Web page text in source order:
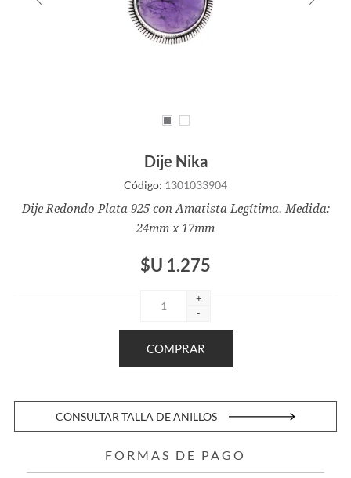
Dije Nika
Código: 1301033904
Dije Redondo Plata 925 con Amatista Legítima. Medida:
24mm x 17mm
$U 1.275
+
-
CONSULTAR TALLA DE ANILLOS
FORMAS DE PAGO